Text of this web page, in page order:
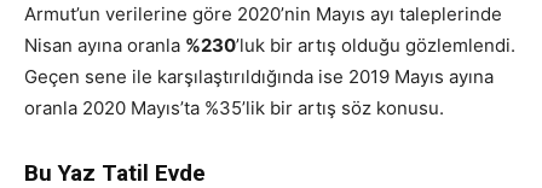
Armut’un verilerine göre 2020’nin Mayıs ayı taleplerinde
Nisan ayına oranla %230’luk bir artış olduğu gözlemlendi.
Geçen sene ile karşılaştırıldığında ise 2019 Mayıs ayına
oranla 2020 Mayıs’ta %35’lik bir artış söz konusu.
Bu Yaz Tatil Evde